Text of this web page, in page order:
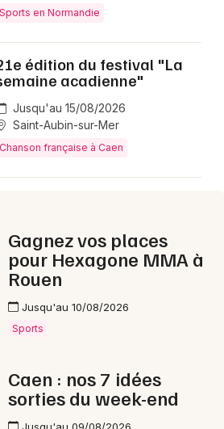
Calvados
Normandie
Sports en Normandie
édition du festival "La
acadienne"
Jusqu'au 15/08/2026
Saint-Aubin-sur-Mer
Chanson française à Caen
Gagnez vos places
pour Hexagone MMA à
Rouen
Jusqu'au 10/08/2026
Sports
Caen : nos 7 idées
sorties du week-end
Jusqu'au 09/08/2026